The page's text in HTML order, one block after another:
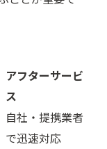
アフターサービ
ス
自社・提携業者
で迅速対応